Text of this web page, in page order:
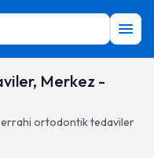
Merkez -
ortodontik tedaviler